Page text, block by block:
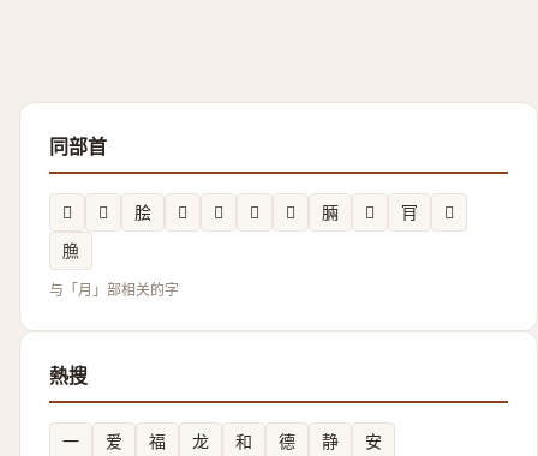
同部首
𭩀 𬚷 脍 𦙱 𦠳 𦜠 𭨴 脼 𦙆 肎
𣎅
䐳
与「月」部相关的字
熱搜
一 爱 福 龙 和 德 静 安